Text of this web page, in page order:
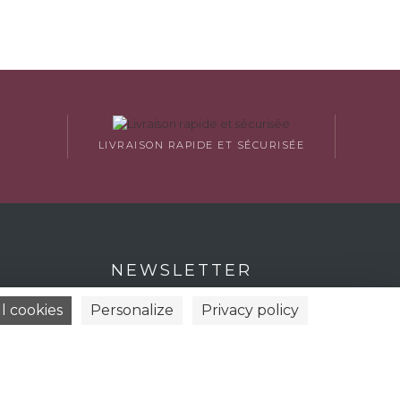
LIVRAISON RAPIDE ET SÉCURISÉE
NEWSLETTER
Restez informés nos offres et actualités
cookies Personalize Privacy policy